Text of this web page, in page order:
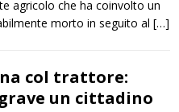
agricolo che ha coinvolto un
morto in seguito al […]
col trattore:
un cittadino